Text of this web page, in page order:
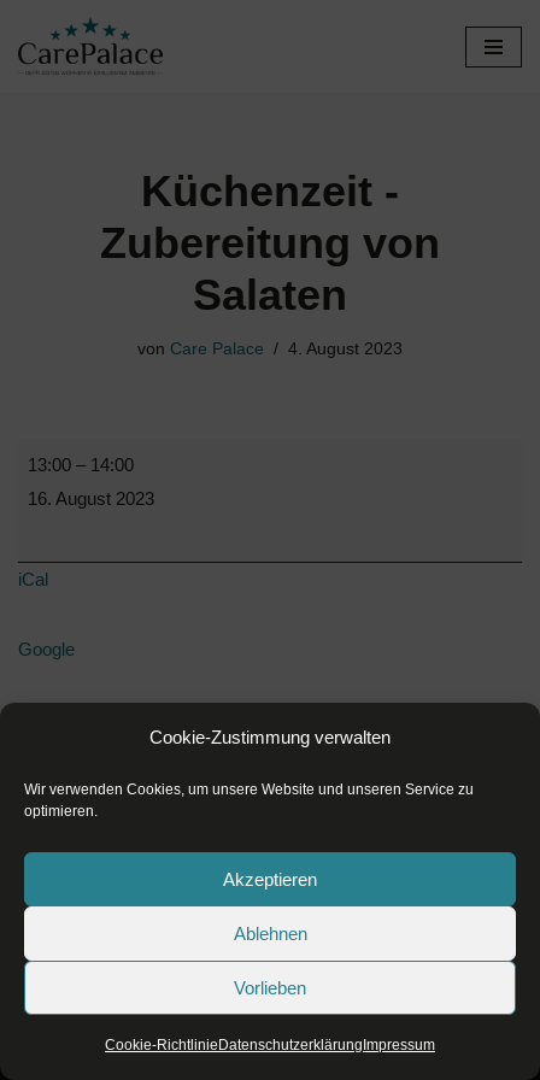
Cookie-Zustimmung verwalten
Wir verwenden Cookies, um unsere Website und unseren Service zu
optimieren.
Akzeptieren
Ablehnen
Vorlieben
Cookie-Richtlinie Datenschutzerklärung Impressum
Zum
Küchenzeit -
Zubereitung von
Salaten
von Care Palace 4. August 2023
13:00 – 14:00
16. August 2023
iCal
Google
Neve| Präsentiert vonWordPress